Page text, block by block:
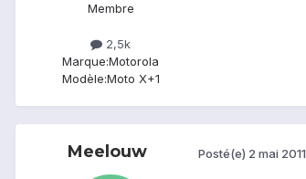
Membre
2,5k
Marque:Motorola
Modèle:Moto X+1
Meelouw Posté(e) 2 mai 2011